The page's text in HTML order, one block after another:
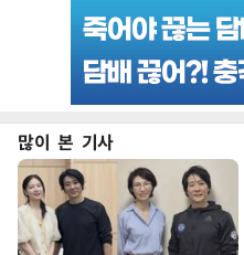
많이 본 기사